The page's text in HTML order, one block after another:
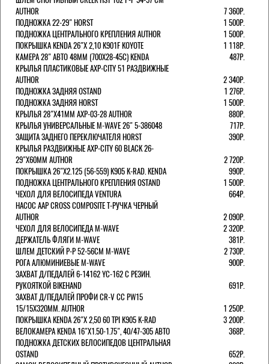
AUTHOR
7 360Р.
ПОДНОЖКА 22-29" HORST
1 500Р.
ПОДНОЖКА ЦЕНТРАЛЬНОГО КРЕПЛЕНИЯ AUTHOR
1 500Р.
ПОКРЫШКА KENDA 26"Х 2,10 K901F KOYOTE
1 118Р.
КАМЕРА 28" АВТО 48ММ (700Х28-45С) KENDA
487Р.
КРЫЛЬЯ ПЛАСТИКОВЫЕ AXP-CITY 51 РАЗДВИЖНЫЕ
AUTHOR
2 340Р.
ПОДНОЖКА ЗАДНЯЯ OSTAND
1 276Р.
ПОДНОЖКА ЗАДНЯЯ HORST
1 500Р.
КРЫЛЬЯ 28"Х41ММ AXP-03-28 AUTHOR
880Р.
КРЫЛЬЯ УНИВЕРСАЛЬНЫЕ M-WAVE 26" 5-386048
717Р.
ЗАЩИТА ЗАДНЕГО ПЕРЕКЛЮЧАТЕЛЯ HORST
390Р.
КРЫЛЬЯ РАЗДВИЖНЫЕ AXP-CITY 60 BLACK 26-
29"Х60ММ AUTHOR
2 720Р.
ПОКРЫШКА 26"Х2.125 (56-559) K905 K-RAD. KENDA
990Р.
ПОДНОЖКА ЦЕНТРАЛЬНОГО КРЕПЛЕНИЯ OSTAND
1 500Р.
ЧЕХОЛ ДЛЯ ВЕЛОСИПЕДА VENTURA
664Р.
НАСОС AAP CROSS COMPOSITE Т-РУЧКА ЧЕРНЫЙ
AUTHOR
2 090Р.
ЧЕХОЛ ДЛЯ ВЕЛОСИПЕДА M-WAVE
2 320Р.
ДЕРЖАТЕЛЬ ФЛЯГИ M-WAVE
381Р.
ШЛЕМ ДЕТСКИЙ Р-Р 52-56СМ M-WAVE
2 730Р.
РОГА АЛЮМИНИЕВЫЕ M-WAVE
900Р.
ЗАХВАТ Д/ПЕДАЛЕЙ 6-14162 YC-162 С РЕЗИН.
РУКОЯТКОЙ BIKEHAND
691Р.
ЗАХВАТ Д/ПЕДАЛЕЙ ПРОФИ CR-V CC PW15
15/15X320ММ. AUTHOR
1 250Р.
ПОКРЫШКА KENDA 26"Х 2,50 60 TPI K905 K-RAD
3 200Р.
ВЕЛОКАМЕРА KENDA 16"Х1.50-1.75", 40/47-305 АВТО
368Р.
ПОДНОЖКА ДЕТСКИХ ВЕЛОСИПЕДОВ ЦЕНТРАЛЬНАЯ
OSTAND
652Р.